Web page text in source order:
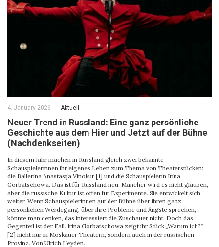
4. January 2026 Aktuell
Neuer Trend in Russland: Eine ganz persönliche
Geschichte aus dem Hier und Jetzt auf der Bühne
(Nachdenkseiten)
In diesem Jahr machen in Russland gleich zwei bekannte
Schauspielerinnen ihr eigenes Leben zum Thema von Theaterstücken:
die Ballerina Anastasija Vinokur [1] und die Schauspielerin Irina
Gorbatschowa. Das ist für Russland neu. Mancher wird es nicht glauben,
aber die russische Kultur ist offen für Experimente. Sie entwickelt sich
weiter. Wenn Schauspielerinnen auf der Bühne über ihren ganz
persönlichen Werdegang, über ihre Probleme und Ängste sprechen,
könnte man denken, das interessiert die Zuschauer nicht. Doch das
Gegenteil ist der Fall. Irina Gorbatschowa zeigt ihr Stück „Warum ich?“
[2] nicht nur in Moskauer Theatern, sondern auch in der russischen
Provinz. Von Ulrich Heyden.